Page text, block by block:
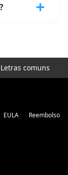
Letras comuns
EULA
Reembolso